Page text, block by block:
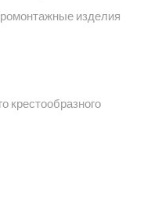
изделия
крестообразного